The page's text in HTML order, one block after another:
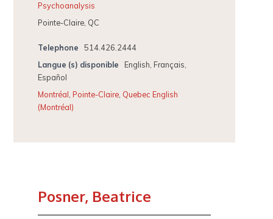
Psychoanalysis
Pointe-Claire, QC
Telephone
514.426.2444
Langue (s) disponible
English, Français,
Español
Montréal, Pointe-Claire, Quebec English
(Montréal)
Posner, Beatrice